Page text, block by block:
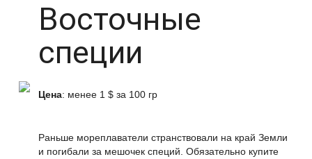
Восточные
специи
Цена: менее 1 $ за 100 гр
Раньше мореплаватели странствовали на край Земли
и погибали за мешочек специй. Обязательно купите